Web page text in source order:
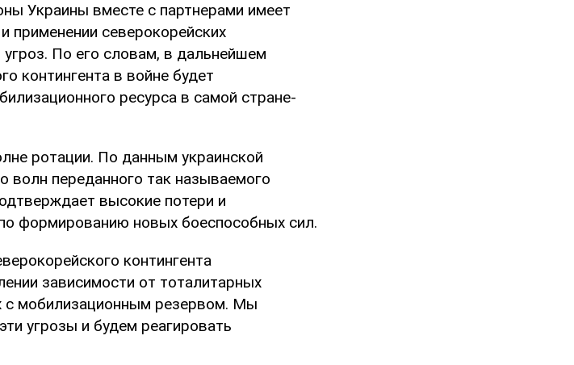
Украины вместе с партнерами имеет
северокорейских
По его словам, в дальнейшем
контингента в войне будет
ресурса в самой стране-
ротации. По данным украинской
волн переданного так называемого
высокие потери и
формированию новых боеспособных сил.
контингента
зависимости от тоталитарных
с мобилизационным резервом. Мы
угрозы и будем реагировать